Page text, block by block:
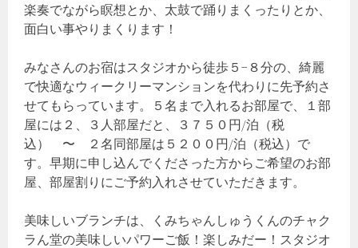
楽奏でながら瞑想とか、太鼓で踊りまくったりとか、
面白い事やりまくります！
みなさんのお宿はスタジオから徒歩５−８分の、綺麗
で快適なウィークリーマンションを代わりに先予約さ
せてもらっています。５名まで入れるお部屋で、１部
屋には２、３人部屋だと、３７５０円/泊（税
込） 〜 ２名同部屋は５２００円/泊（税込）で
す。早期に申し込んでくださった方からご希望のお部
屋、部屋割りにご予約入れさせていただきます。
美味しいブランチは、くみちゃんしゅうくんのチャク
ラん堂の美味しいパワーご飯！楽しみだー！スタジオ